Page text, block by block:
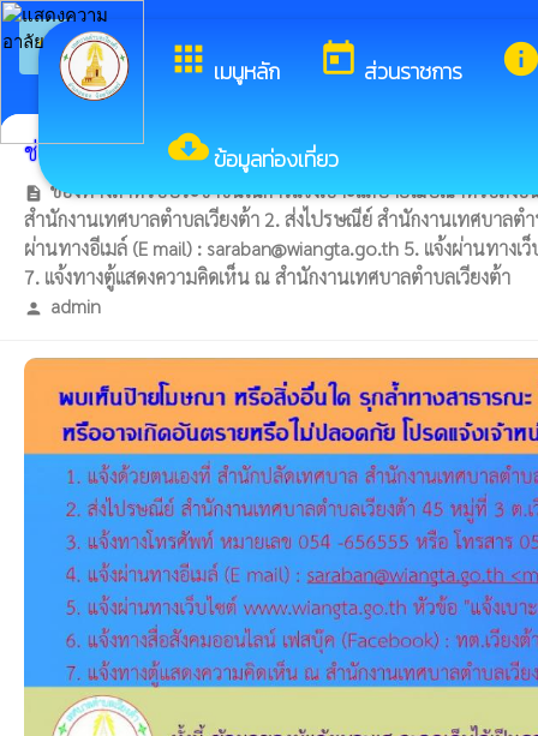
apps เมนูหลัก today ส่วนราชการ
cloud_downloadข้อมูลท่องเที่ยว
arrow_back_ios กลับเมนูหลัก ยินดี
ช่องทางในการแจ้งเบาะแสป้ายโฆษณาหรือสิ่งอื่นใดที่
description ช่องทางสำหรับประชาชนในการแจ้งเบาะแสป้ายโฆษณาหรือสิ่ง
สำนักงานเทศบาลตำบลเวียงต้า 2. ส่งไปรษณีย์ สำนักงานเทศบาลต
ผ่านทางอีเมล์ (E mail) : saraban@wiangta.go.th 5. แจ้งผ่านทาง
7. แจ้งทางตู้แสดงความคิดเห็น ณ สำนักงานเทศบาลตำบลเวียงต้า
person admin